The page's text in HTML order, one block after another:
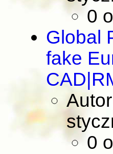
0
Global
fake
0